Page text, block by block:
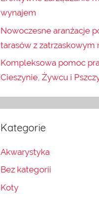
wynajem
Nowoczesne aranżacje
tarasów z zatrzaskowym
Kompleksowa pomoc
Cieszynie, Żywcu i
Kategorie
Akwarystyka
Bez kategorii
Koty